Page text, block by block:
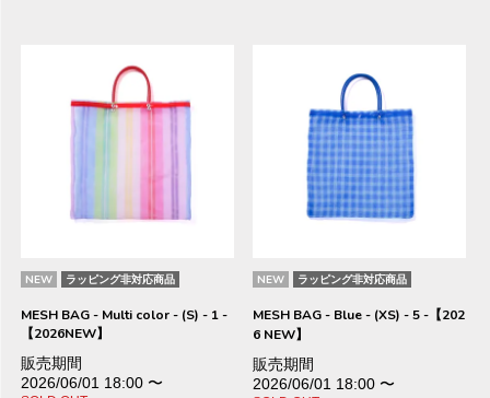
NEW ラッピング非対応商品
MESH BAG - Multi color - (S) - 1 -
【2026NEW】
販売期間
2026/06/01 18:00 〜
NEW ラッピング非対応商品
MESH BAG - Blue - (XS) - 5 -【202
6 NEW】
販売期間
2026/06/01 18:00 〜